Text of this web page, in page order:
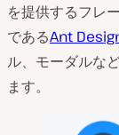
を提供するフレ
であるAnt
ル、モーダルな
ます。